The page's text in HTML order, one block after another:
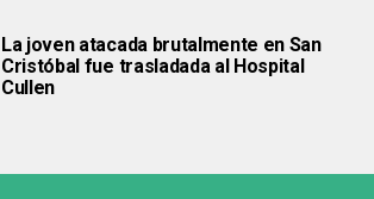
La joven atacada brutalmente en San
Cristóbal fue trasladada al Hospital
Cullen